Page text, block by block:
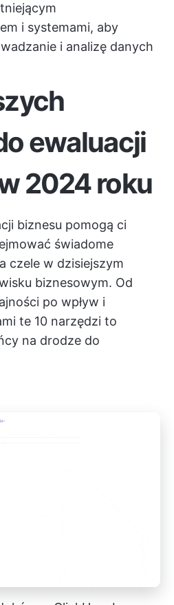
i systemami, aby
i analizę danych
ewaluacji
2024 roku
biznesu pomogą ci
świadome
czele w dzisiejszym
biznesowym. Od
po wpływ i
te 10 narzędzi to
na drodze do